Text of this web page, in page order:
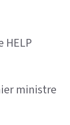
HELP
ministre